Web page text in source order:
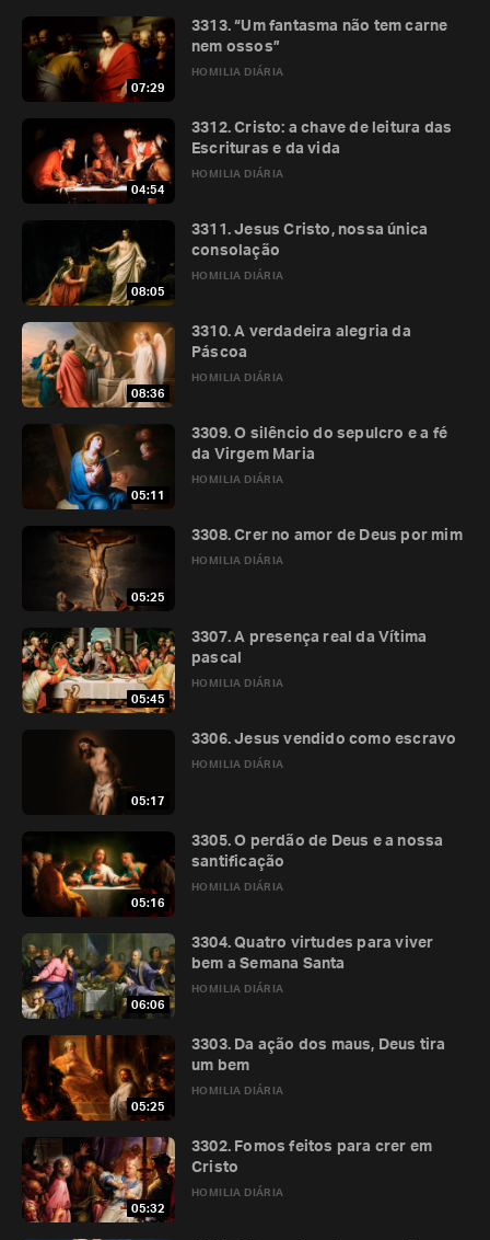
07:29
HOMILIA DIÁRIA
3313. “Um fantasma não tem carne
nem ossos”
04:54
HOMILIA DIÁRIA
3312. Cristo: a chave de leitura das
Escrituras e da vida
08:05
HOMILIA DIÁRIA
3311. Jesus Cristo, nossa única
consolação
08:36
HOMILIA DIÁRIA
3310. A verdadeira alegria da
Páscoa
05:11
HOMILIA DIÁRIA
3309. O silêncio do sepulcro e a fé
da Virgem Maria
05:25
HOMILIA DIÁRIA
3308. Crer no amor de Deus por mim
05:45
HOMILIA DIÁRIA
3307. A presença real da Vítima
pascal
05:17
HOMILIA DIÁRIA
3306. Jesus vendido como escravo
05:16
HOMILIA DIÁRIA
3305. O perdão de Deus e a nossa
santificação
06:06
HOMILIA DIÁRIA
3304. Quatro virtudes para viver
bem a Semana Santa
05:25
HOMILIA DIÁRIA
3303. Da ação dos maus, Deus tira
um bem
05:32
HOMILIA DIÁRIA
3302. Fomos feitos para crer em
Cristo